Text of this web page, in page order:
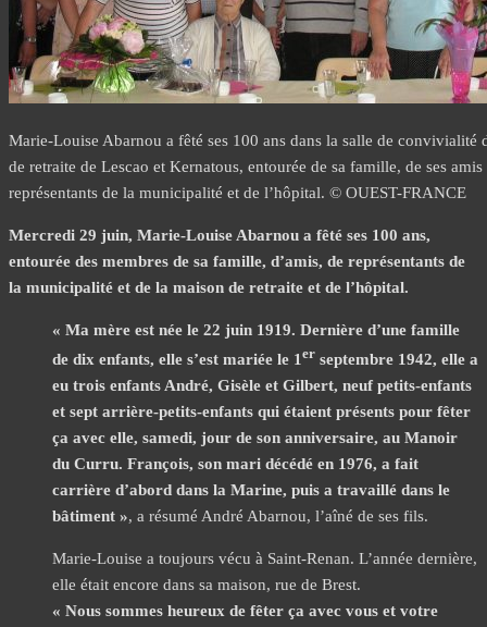
Marie-Louise Abarnou a fêté ses 100 ans dans la salle de convivialité
de retraite de Lescao et Kernatous, entourée de sa famille, de ses amis
représentants de la municipalité et de l’hôpital. © OUEST-FRANCE
Mercredi 29 juin, Marie-Louise Abarnou a fêté ses 100 ans,
entourée des membres de sa famille, d’amis, de représentants de
la municipalité et de la maison de retraite et de l’hôpital.
« Ma mère est née le 22 juin 1919. Dernière d’une famille
de dix enfants, elle s’est mariée le 1er septembre 1942, elle a
eu trois enfants André, Gisèle et Gilbert, neuf petits-enfants
et sept arrière-petits-enfants qui étaient présents pour fêter
ça avec elle, samedi, jour de son anniversaire, au Manoir
du Curru. François, son mari décédé en 1976, a fait
carrière d’abord dans la Marine, puis a travaillé dans le
bâtiment », a résumé André Abarnou, l’aîné de ses fils.
Marie-Louise a toujours vécu à Saint-Renan. L’année dernière,
elle était encore dans sa maison, rue de Brest.
« Nous sommes heureux de fêter ça avec vous et votre